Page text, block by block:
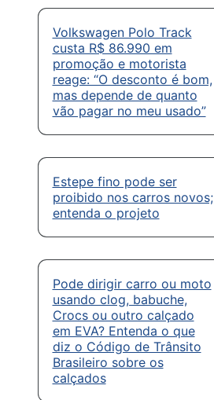
Volkswagen Polo Track
custa R$ 86.990 em
promoção e motorista
reage: “O desconto é bom,
mas depende de quanto
vão pagar no meu usado”
Estepe fino pode ser
proibido nos carros novos;
entenda o projeto
Pode dirigir carro ou moto
usando clog, babuche,
Crocs ou outro calçado
em EVA? Entenda o que
diz o Código de Trânsito
Brasileiro sobre os
calçados